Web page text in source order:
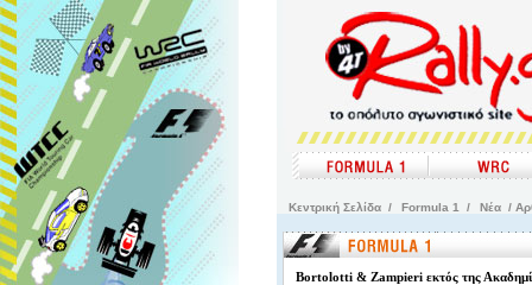
Kεντρική Σελίδα / Formula 1 / Νέα /
Bortolotti & Zampieri εκτός της